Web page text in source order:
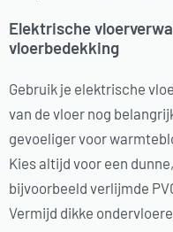
Elektrische
vloerbedekking
Gebruik je elektrische
van de vloer nog
gevoeliger voor
Kies altijd voor een
bijvoorbeeld verlijmde
Vermijd dikke